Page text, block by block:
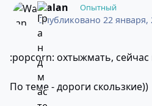
Walan Опытный
Опубликовано 22 января,
:popcorn: охтыжмать, сейчас
По теме - дороги скользкие))